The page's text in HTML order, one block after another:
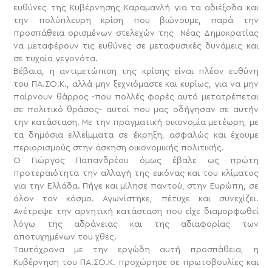
ευθύνες της Κυβέρνησης Καραμανλή για τα αδιέξοδα και
την πολύπλευρη κρίση που βιώνουμε, παρά την
προσπάθεια ορισμένων στελεχών της Νέας Δημοκρατίας
να μεταφέρουν τις ευθύνες σε μεταφυσικές δυνάμεις και
σε τυχαία γεγονότα.
Βέβαια, η αντιμετώπιση της κρίσης είναι πλέον ευθύνη
του ΠΑ.ΣΟ.Κ., αλλά μην ξεχνιόμαστε και κυρίως, για να μην
παίρνουν θάρρος -που πολλές φορές αυτό μετατρέπεται
σε πολιτικό θράσος- αυτοί που μας οδήγησαν σε αυτήν
την κατάσταση. Με την πραγματική οικονομία μετέωρη, με
τα δημόσια ελλείμματα σε έκρηξη, ασφαλώς και έχουμε
περιορισμούς στην άσκηση οικονομικής πολιτικής.
Ο Γιώργος Παπανδρέου όμως έβαλε ως πρώτη
προτεραιότητα την αλλαγή της εικόνας και του κλίματος
για την Ελλάδα. Πήγε και μίλησε παντού, στην Ευρώπη, σε
όλον τον κόσμο. Αγωνίστηκε, πέτυχε και συνεχίζει.
Ανέτρεψε την αρνητική κατάσταση που είχε διαμορφωθεί
λόγω της αδράνειας και της αδιαφορίας των
αποτυχημένων του χθες.
Ταυτόχρονα με την εργώδη αυτή προσπάθεια, η
Κυβέρνηση του ΠΑ.ΣΟ.Κ. προχώρησε σε πρωτοβουλίες και